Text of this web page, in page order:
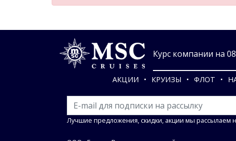
Курс компании на
АКЦИИ КРУИЗЫ ФЛОТ
Лучшие предложения, скидки, акции мы